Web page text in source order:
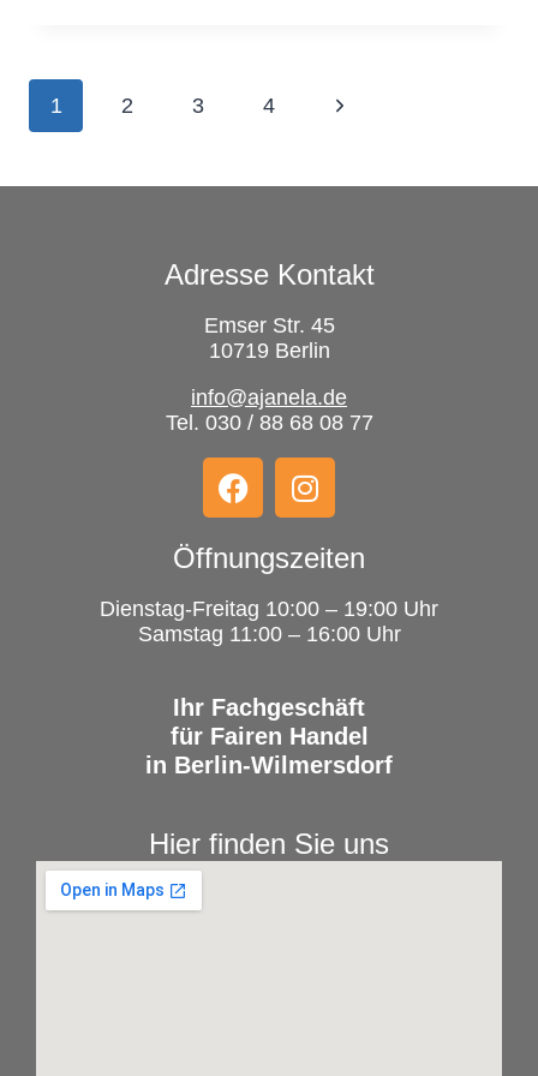
1 2 3 4
Adresse Kontakt
Emser Str. 45
10719 Berlin
info@ajanela.de
Tel. 030 / 88 68 08 77
Öffnungszeiten
Dienstag-Freitag 10:00 – 19:00 Uhr
Samstag 11:00 – 16:00 Uhr
Ihr Fachgeschäft
für Fairen Handel
in Berlin-Wilmersdorf
Hier finden Sie uns